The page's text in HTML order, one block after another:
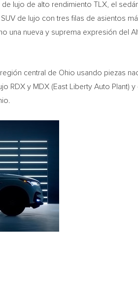
lujo de alto rendimiento TLX, el
de lujo con tres filas de asientos
una nueva y suprema expresión del
central de Ohio usando piezas
RDX y MDX (East Liberty Auto Plant) y